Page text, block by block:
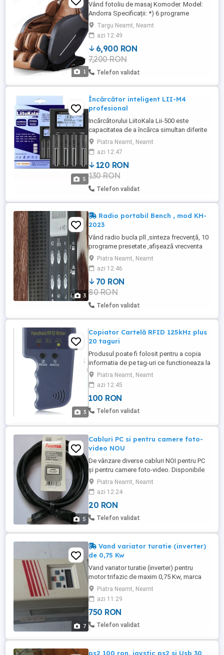
1
Vând fotoliu de masaj Komoder. Model:
Andorra Specificații: *) 6 programe
automate: -COMFORT MASSAGE -RELAX
MASSAGE -FULL BODY MASSAGE -NECK
AND SHOULDER MASSAGE -BACK AND
WAIST MASSAGE -STRECH MASSAGE *)
5 tipuri de masaj: -Bătăi usoare -
Frământare -Lovire -Bătăi și framantare -
Shiatsu *) Reflexoterapie. *) ...
Targu Neamt, Neamt
azi 12:49
6,900 RON
7,200 RON
Telefon validat
5
Încărcător inteligent LII-M4
profesional
Incărcătorului LiitoKala Lii-500 este
capacitatea de a încărca simultan diferite
tipuri de baterii. Fiecare dintre cele patru
sloturi funcționează independent.
Încărcătorul este potrivit pentru baterii 145
AA AAA. Încărcătorul poate încărca baterii
Li-ion și Ni-MH și dispune de oserie de
funcții ...
Piatra Neamt, Neamt
azi 12:47
120 RON
130 RON
Telefon validat
3
Radio portabil Bench , mod KH-
2023
Vând radio bucla pll ,sinteza frecvență, 10
programe presetate ,afișează vrecventa
programului iar când este oprit
ceasul.,sleep Se alimenteaza cu 4 baterii
AA lateral are mufa alimentare auxiliara 6V
lateral volum și schimbare bezi Made în
Germania Preț fix
Piatra Neamt, Neamt
azi 12:46
70 RON
80 RON
Telefon validat
3
Copiator Cartelă RFID 125kHz plus
20 taguri
Produsul poate fi folosit pentru a copia
informatia de pe tag-uri ce functioneaza la
o frecventa de 125 kHz. Taguri pentru
Interfon Instructiuni de utilizare: 1. Apasați
butonul READ si apropiati tag-ul de partea
stanga sus a aparatului. 2. Aparatul va
scoate un sunet ce confirma faptul ca a
Piatra Neamt, Neamt
azi 12:45
100 RON
Telefon validat
5
Cabluri PC si pentru camere foto-
video NOU
De vânzare diverse cabluri NOI pentru PC
și pentru camere foto-video. Disponibile
cabluri de alimentare PC, SATA, Molex,
adaptoare 6 pini, cabluri HDMI mufă cu
pinii placați cu aur, 1,75 m , VGA, DVI,
cabluri de date etc. Preturi intre 10 - 20 lei.
Sunati si intrebati. Contact tel zero șapte
Piatra Neamt, Neamt
azi 12:24
20 RON
Telefon validat
7
Vand variator turatie (inverter)
de 0,75 Kw
Vand variator turatie (inverter) pentru
motor trifazic de maxim 0,75 Kw, marca
KEB Germania Typ F4. Are urmatoarele
caracteristici: U intrare 240 V U iesire 3 X
240 V ( motorul se leaga in Delta) Putere
maxima 0,75 Kw Interfata de comanda si
programare prin PC cu cablul serial
Piatra Neamt, Neamt
azi 11:29
750 RON
Telefon validat
ps2 100 ron, joystic ps2 si Usb 30